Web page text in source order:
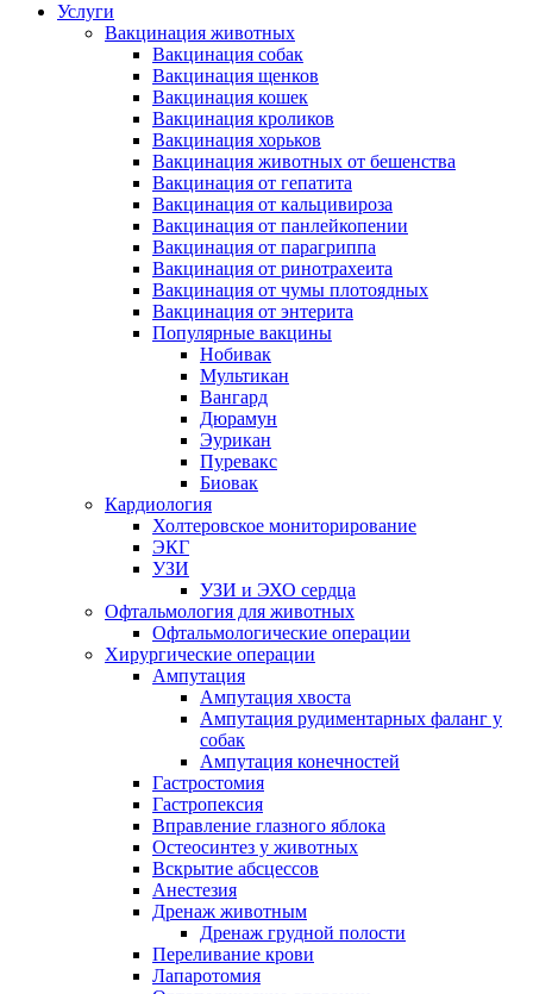
Услуги
Вакцинация животных
Вакцинация собак
Вакцинация щенков
Вакцинация кошек
Вакцинация кроликов
Вакцинация хорьков
Вакцинация животных от бешенства
Вакцинация от гепатита
Вакцинация от кальцивироза
Вакцинация от панлейкопении
Вакцинация от парагриппа
Вакцинация от ринотрахеита
Вакцинация от чумы плотоядных
Вакцинация от энтерита
Популярные вакцины
Нобивак
Мультикан
Вангард
Дюрамун
Эурикан
Пуревакс
Биовак
Кардиология
Холтеровское мониторирование
ЭКГ
УЗИ
УЗИ и ЭХО сердца
Офтальмология для животных
Офтальмологические операции
Хирургические операции
Ампутация
Ампутация хвоста
Ампутация рудиментарных фаланг у
собак
Ампутация конечностей
Гастростомия
Гастропексия
Вправление глазного яблока
Остеосинтез у животных
Вскрытие абсцессов
Анестезия
Дренаж животным
Дренаж грудной полости
Переливание крови
Лапаротомия